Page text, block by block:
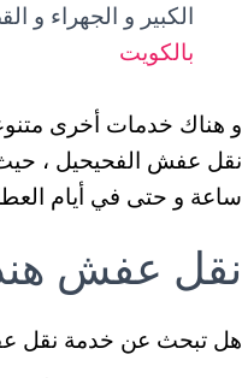
الكبير و الجهراء و
بالكويت
و هناك خدمات أخرى
ساعة و حتى في أيام
نقل عفش
هل تبحث عن خدمة نقل